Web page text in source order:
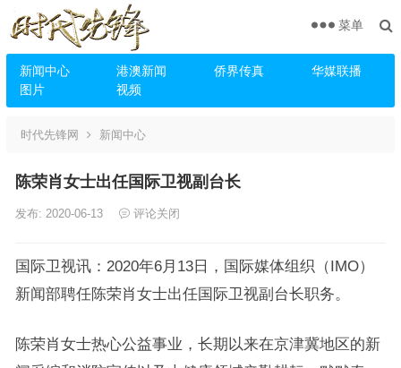
新闻中心 港澳新闻 侨界传真
华媒联播
图片
视频
菜单
时代先锋网 新闻中心
陈荣肖女士出任国际卫视副台长
发布: 2020-06-13 评论关闭
国际卫视讯：2020年6月13日，国际媒体组织（IMO）
新闻部聘任陈荣肖女士出任国际卫视副台长职务。
陈荣肖女士热心公益事业，长期以来在京津冀地区的新